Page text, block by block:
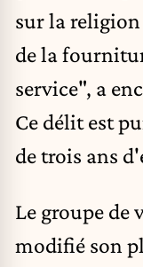
sur la
de la
service", a
Ce délit est
de trois ans
Le groupe de
modifié son